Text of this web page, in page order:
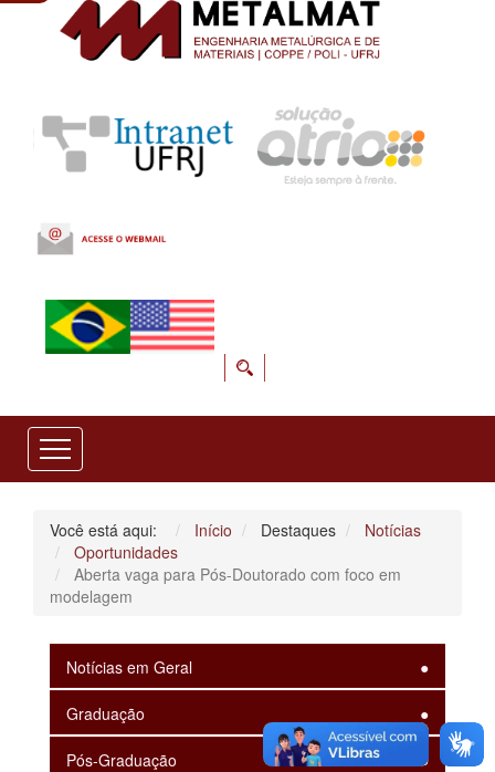
CONTEÚDO
Você está aqui: Início Destaques
Notícias
Oportunidades
Aberta vaga para Pós-Doutorado com foco em
modelagem
Notícias em Geral
Graduação
Pós-Graduação